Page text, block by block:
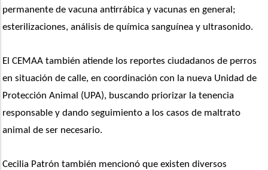
permanente de vacuna antirrábica y vacunas en general;
esterilizaciones, análisis de química sanguínea y ultrasonido.
El CEMAA también atiende los reportes ciudadanos de perros
en situación de calle, en coordinación con la nueva Unidad de
Protección Animal (UPA), buscando priorizar la tenencia
responsable y dando seguimiento a los casos de maltrato
animal de ser necesario.
Cecilia Patrón también mencionó que existen diversos